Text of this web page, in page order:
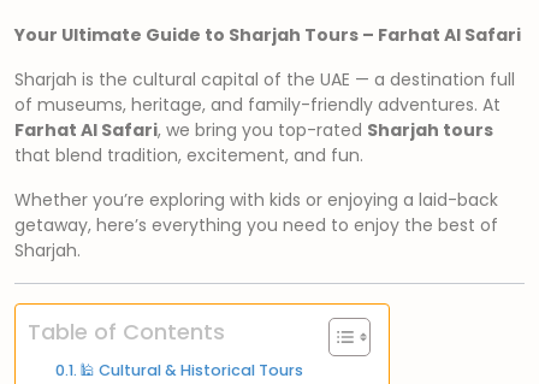
Your Ultimate Guide to Sharjah Tours – Farhat Al Safari
Sharjah is the cultural capital of the UAE — a destination full
of museums, heritage, and family-friendly adventures. At
Farhat Al Safari, we bring you top-rated Sharjah tours
that blend tradition, excitement, and fun.
Whether you’re exploring with kids or enjoying a laid-back
getaway, here’s everything you need to enjoy the best of
Sharjah.
Table of Contents
🕌 Cultural & Historical Tours